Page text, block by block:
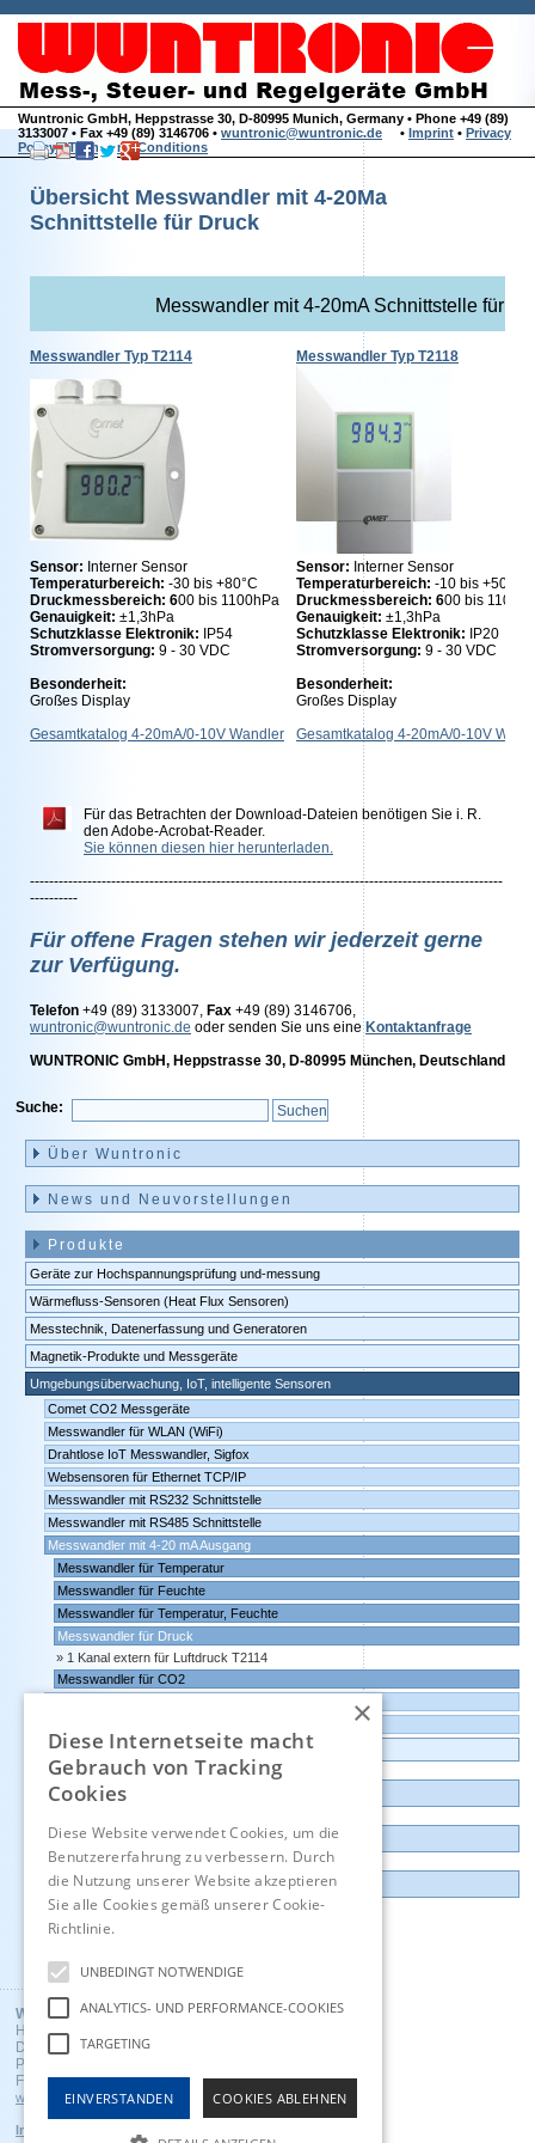
Wuntronic GmbH, Heppstrasse 30, D-80995 Munich, Germany • Phone +49 (89)
3133007 • Fax +49 (89) 3146706 • wuntronic@wuntronic.de • Imprint • Privacy
Policy•Terms and Conditions
Übersicht Messwandler mit 4-20Ma
Schnittstelle für Druck
Messwandler mit 4-20mA Schnittstelle für
Messwandler Typ T2114 Messwandler Typ T2118
Sensor: Interner Sensor
Temperaturbereich: -30 bis +80°C
Druckmessbereich: 600 bis 1100hPa
Genauigkeit: ±1,3hPa
Schutzklasse Elektronik:
IP54
Stromversorgung: 9 - 30 VDC
Besonderheit:
Großes Display
Sensor: Interner Sensor
Temperaturbereich: -10 bis +50°C
Druckmessbereich: 600 bis
Genauigkeit: ±1,3hPa
Schutzklasse Elektronik:
IP20
Stromversorgung: 9 - 30 VDC
Besonderheit:
Großes Display
Gesamtkatalog 4-20mA/0-10V Wandler
Gesamtkatalog 4-20mA/0-10V
Für das Betrachten der Download-Dateien benötigen Sie i. R.
den Adobe-Acrobat-Reader.
Sie können diesen hier herunterladen.
---------------------------------------------------------------------------------------------------
----------
Für offene Fragen stehen wir jederzeit gerne
zur Verfügung.
Telefon +49 (89) 3133007, Fax +49 (89) 3146706,
wuntronic@wuntronic.de oder senden Sie uns eine Kontaktanfrage
WUNTRONIC GmbH, Heppstrasse 30, D-80995 München, Deutschland
Suche:
überspringen
Über Wuntronic
News und Neuvorstellungen
Produkte
Geräte zur Hochspannungsprüfung und-messung
Wärmefluss-Sensoren (Heat Flux Sensoren)
Messtechnik, Datenerfassung und Generatoren
Magnetik-Produkte und Messgeräte
Umgebungsüberwachung, IoT, intelligente Sensoren
Comet CO2 Messgeräte
Messwandler für WLAN (WiFi)
Drahtlose IoT Messwandler, Sigfox
Websensoren für Ethernet TCP/IP
Messwandler mit RS232 Schnittstelle
Messwandler mit RS485 Schnittstelle
Messwandler mit 4-20 mA Ausgang
Messwandler für Temperatur
Messwandler für Feuchte
Messwandler für Temperatur, Feuchte
Messwandler für Druck
1 Kanal extern für Luftdruck T2114
Messwandler für CO2
Datenlogger, Datenrekorder, Messwandler
Günstige Auslauf-und Demogeräte
Kontakt
Impressum
Wuntronic GmbH
Heppstrasse 30
D - 80995 Munich, Germany
Phone +49 (89) 3133007
Fax +49 (89) 3146706
wuntronic@wuntronic.de
Impressum
×
Diese Internetseite macht
Gebrauch von Tracking
Cookies
Diese Website verwendet Cookies, um die
Benutzererfahrung zu verbessern. Durch
die Nutzung unserer Website akzeptieren
Sie alle Cookies gemäß unserer Cookie-
Richtlinie.
UNBEDINGT NOTWENDIGE
ANALYTICS- UND PERFORMANCE-COOKIES
TARGETING
EINVERSTANDEN COOKIES ABLEHNEN